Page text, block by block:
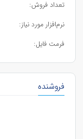
تعداد فروش:
نرم‌افزار مورد نیاز:
فرمت فایل:
فروشنده